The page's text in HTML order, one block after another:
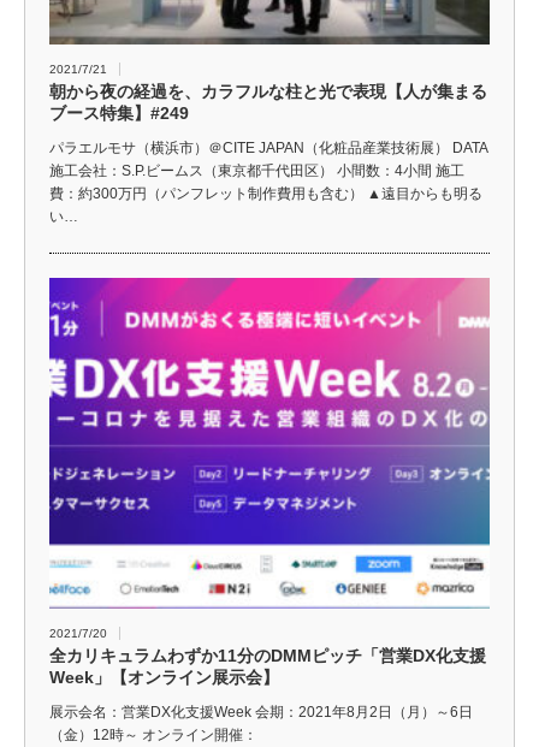
2021/7/21
朝から夜の経過を、カラフルな柱と光で表現【人が集まる
ブース特集】#249
パラエルモサ（横浜市）＠CITE JAPAN（化粧品産業技術展） DATA
施工会社：S.P.ビームス（東京都千代田区） 小間数：4小間 施工
費：約300万円（パンフレット制作費用も含む） ▲遠目からも明る
い…
2021/7/20
全カリキュラムわずか11分のDMMピッチ「営業DX化支援
Week」【オンライン展示会】
展示会名：営業DX化支援Week 会期：2021年8月2日（月）～6日
（金）12時～ オンライン開催：